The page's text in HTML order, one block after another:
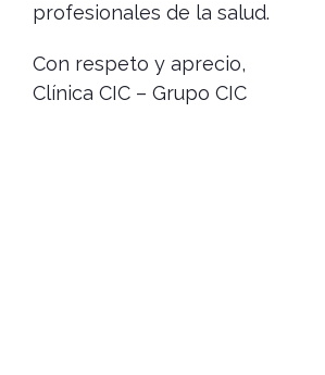
profesionales de la salud.
Con respeto y aprecio,
Clínica CIC – Grupo CIC